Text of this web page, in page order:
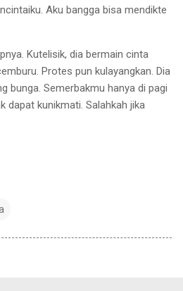
Aku bangga bisa mendikte
Kutelisik, dia bermain cinta
Protes pun kulayangkan. Dia
bunga. Semerbakmu hanya di pagi
dapat kunikmati. Salahkah jika